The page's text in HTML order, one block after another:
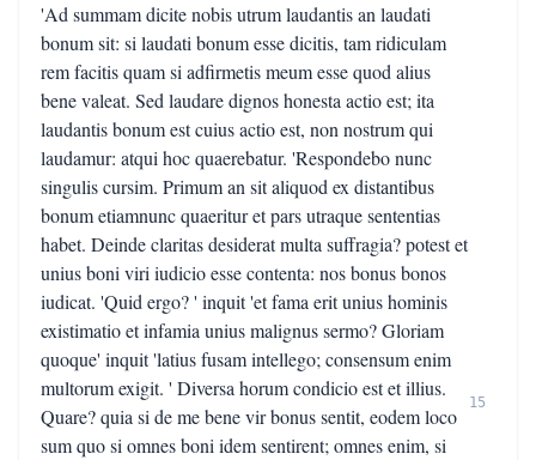
'Ad summam dicite nobis utrum laudantis an laudati
bonum sit: si laudati bonum esse dicitis, tam ridiculam
rem facitis quam si adfirmetis meum esse quod alius
bene valeat. Sed laudare dignos honesta actio est; ita
laudantis bonum est cuius actio est, non nostrum qui
laudamur: atqui hoc quaerebatur. 'Respondebo nunc
singulis cursim. Primum an sit aliquod ex distantibus
bonum etiamnunc quaeritur et pars utraque sententias
habet. Deinde claritas desiderat multa suffragia? potest et
unius boni viri iudicio esse contenta: nos bonus bonos
iudicat. 'Quid ergo? ' inquit 'et fama erit unius hominis
existimatio et infamia unius malignus sermo? Gloriam
quoque' inquit 'latius fusam intellego; consensum enim
multorum exigit. ' Diversa horum condicio est et illius.
Quare? quia si de me bene vir bonus sentit, eodem loco
sum quo si omnes boni idem sentirent; omnes enim, si
15